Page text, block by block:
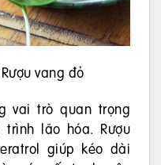
vang đỏ
vai trò quan trọng
lão hóa. Rượu
giúp kéo dài